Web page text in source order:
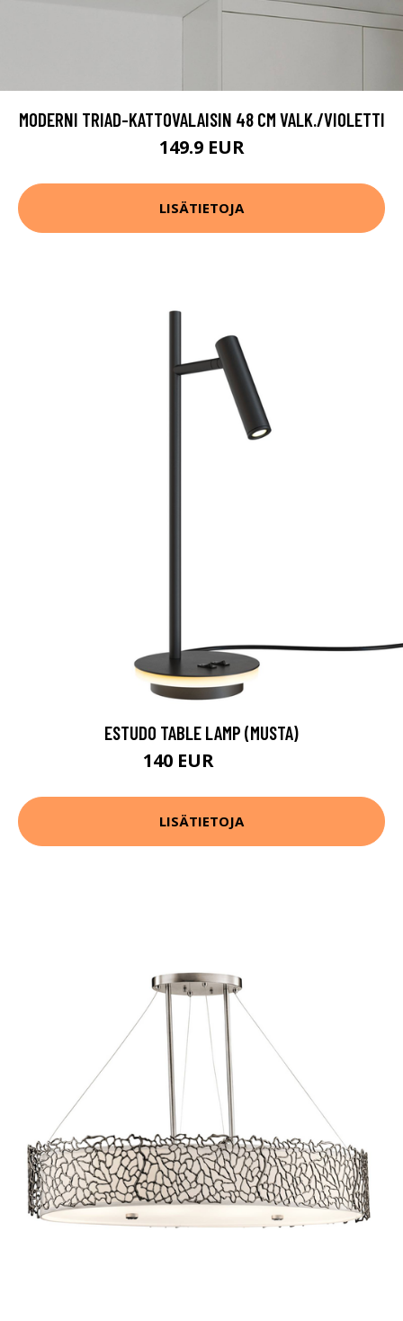
MODERNI TRIAD-KATTOVALAISIN 48 CM VALK./VIOLETTI
149.9 EUR
LISÄTIETOJA
ESTUDO TABLE LAMP (MUSTA)
140 EUR
LISÄTIETOJA